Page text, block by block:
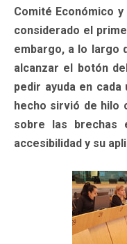
Comité Económico
considerado el
embargo, a lo largo
alcanzar el botón
pedir ayuda en
hecho sirvió de hilo
sobre las brechas
accesibilidad y su